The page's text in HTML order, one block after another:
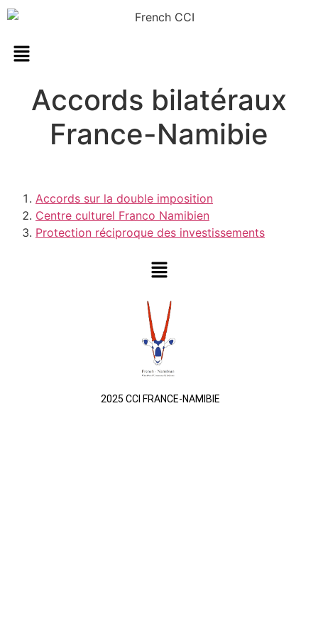
Accords bilatéraux
France-Namibie
Accords sur la double imposition
Centre culturel Franco Namibien
Protection réciproque des investissements
2025 CCI FRANCE-NAMIBIE